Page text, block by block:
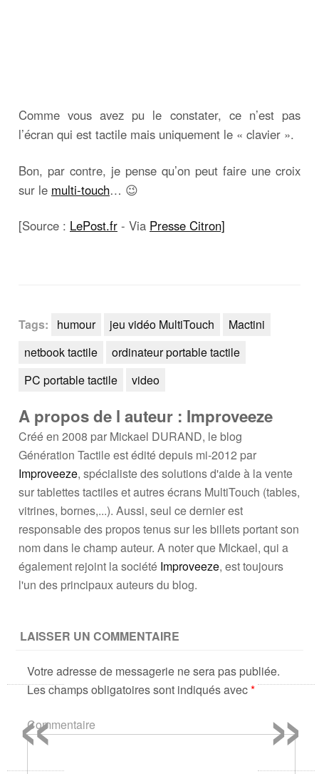
Comme vous avez pu le constater, ce n’est pas
l’écran qui est tactile mais uniquement le « clavier ».
Bon, par contre, je pense qu’on peut faire une croix
sur le multi-touch… 😉
[Source : LePost.fr - Via Presse Citron]
Tags: humour jeu vidéo MultiTouch
Mactini
netbook tactile
ordinateur portable tactile
PC portable tactile
video
A propos de l auteur : Improveeze
Créé en 2008 par Mickael DURAND, le blog
Génération Tactile est édité depuis mi-2012 par
Improveeze, spécialiste des solutions d'aide à la vente
sur tablettes tactiles et autres écrans MultiTouch (tables,
vitrines, bornes,...). Aussi, seul ce dernier est
responsable des propos tenus sur les billets portant son
nom dans le champ auteur. A noter que Mickael, qui a
également rejoint la société Improveeze, est toujours
l'un des principaux auteurs du blog.
LAISSER UN COMMENTAIRE
Votre adresse de messagerie ne sera pas publiée.
Les champs obligatoires sont indiqués avec*
Commentaire »
«